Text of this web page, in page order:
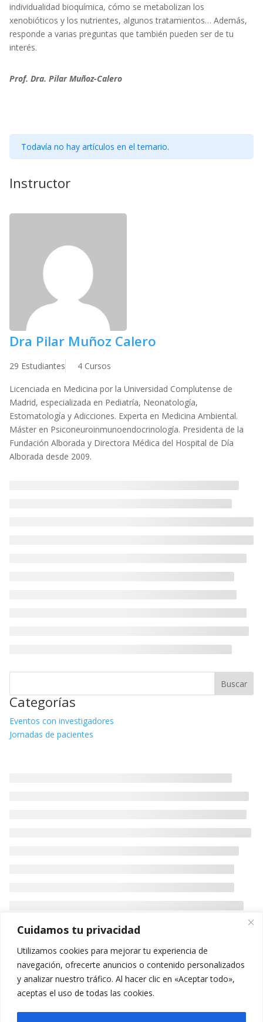
Cuidamos tu privacidad
Utilizamos cookies para mejorar tu experiencia de
navegación, ofrecerte anuncios o contenido personalizados
y analizar nuestro tráfico. Al hacer clic en «Aceptar todo»,
aceptas el uso de todas las cookies.
individualidad bioquímica, cómo se metabolizan los
xenobióticos y los nutrientes, algunos tratamientos… Además,
responde a varias preguntas que también pueden ser de tu
interés.
Prof. Dra. Pilar Muñoz-Calero
Todavía no hay artículos en el temario.
Instructor
Dra Pilar Muñoz Calero
29 Estudiantes 4 Cursos
Licenciada en Medicina por la Universidad Complutense de
Madrid, especializada en Pediatría, Neonatología,
Estomatología y Adicciones. Experta en Medicina Ambiental.
Máster en Psiconeuroinmunoendocrinología. Presidenta de la
Fundación Alborada y Directora Médica del Hospital de Día
Alborada desde 2009.
Categorías
Eventos con investigadores
Jornadas de pacientes